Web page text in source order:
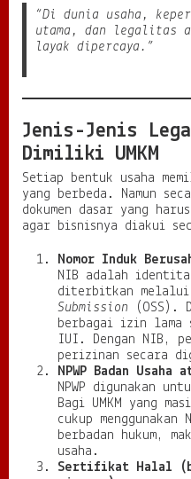
“Di dunia usaha,
utama, dan legalitas
layak dipercaya.”
Jenis-Jenis
Dimiliki UMKM
Setiap bentuk usaha
yang berbeda. Namun
dokumen dasar yang
agar bisnisnya diakui
Nomor Induk
NIB adalah
diterbitkan melalui
Submission (OSS).
berbagai izin lama
IUI. Dengan NIB,
perizinan secara
NPWP Badan Usaha
NPWP digunakan
Bagi UMKM yang
cukup menggunakan
berbadan hukum,
usaha.
Sertifikat Halal